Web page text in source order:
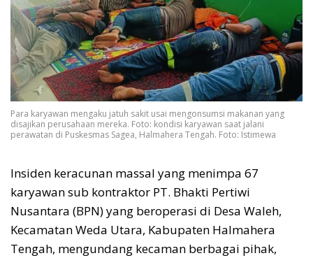
Para karyawan mengaku jatuh sakit usai mengonsumsi makanan yang
disajikan perusahaan mereka. Foto: kondisi karyawan saat jalani
perawatan di Puskesmas Sagea, Halmahera Tengah. Foto: Istimewa
Insiden keracunan massal yang menimpa 67
karyawan sub kontraktor PT. Bhakti Pertiwi
Nusantara (BPN) yang beroperasi di Desa Waleh,
Kecamatan Weda Utara, Kabupaten Halmahera
Tengah, mengundang kecaman berbagai pihak,